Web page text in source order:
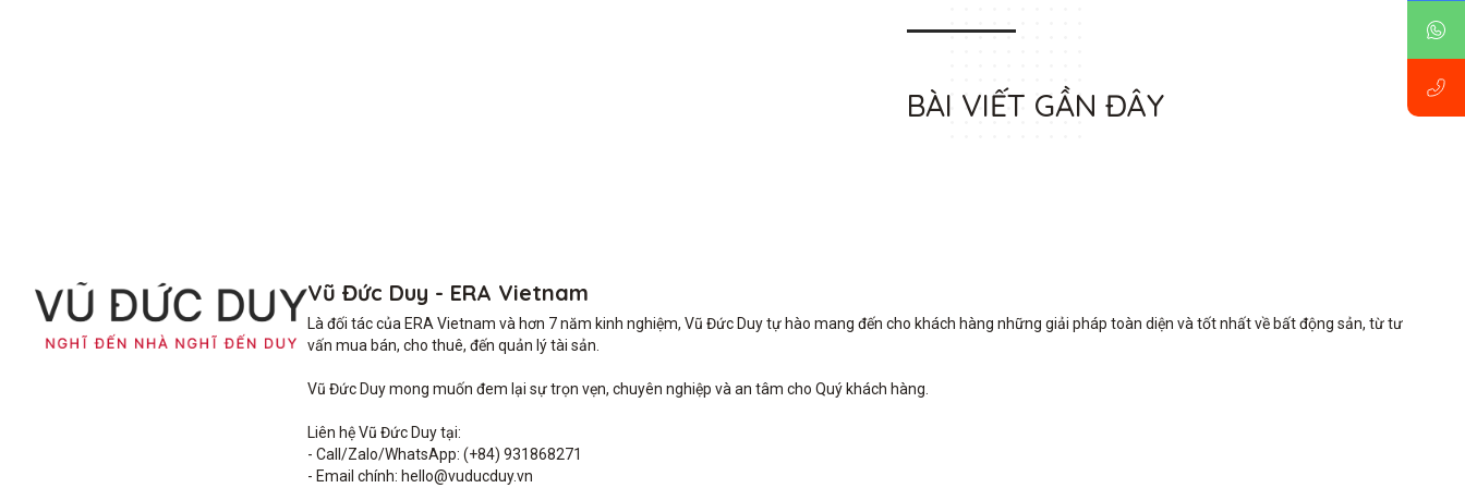
BÀI VIẾT GẦN ĐÂY
Vũ Đức Duy - ERA Vietnam
Là đối tác của ERA Vietnam và hơn 7 năm kinh nghiệm, Vũ Đức Duy tự hào mang đến cho khách hàng những giải pháp toàn diện và tốt nhất về bất động sản, từ tư
vấn mua bán, cho thuê, đến quản lý tài sản.
Vũ Đức Duy mong muốn đem lại sự trọn vẹn, chuyên nghiệp và an tâm cho Quý khách hàng.
Liên hệ Vũ Đức Duy tại:
- Call/Zalo/WhatsApp: (+84) 931868271
- Email chính: hello@vuducduy.vn